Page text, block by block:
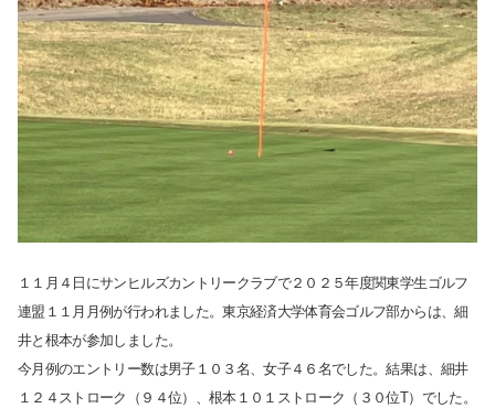
１１月４日にサンヒルズカントリークラブで２０２５年度関東学生ゴルフ
連盟１１月月例が行われました。東京経済大学体育会ゴルフ部からは、細
井と根本が参加しました。
今月例のエントリー数は男子１０３名、女子４６名でした。結果は、細井
１２４ストローク（９４位）、根本１０１ストローク（３０位T）でした。